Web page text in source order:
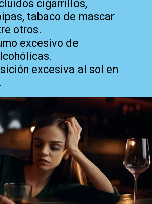
cigarrillos,
tabaco de mascar
otros.
excesivo de
excesiva al sol en